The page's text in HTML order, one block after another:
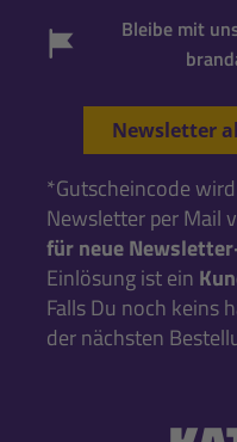
Bleibe mit
Newsletter
*Gutscheincode
Newsletter per Mail
für neue
Einlösung ist ein
Falls Du noch keins
der nächsten